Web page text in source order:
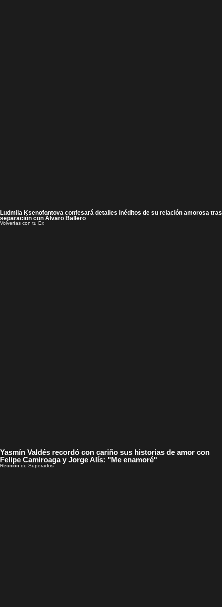
Ludmila Ksenofontova confesará detalles inéditos de su relación amorosa tras
separación con Álvaro Ballero
Volverías con tu Ex
Yasmín Valdés recordó con cariño sus historias de amor con
Felipe Camiroaga y Jorge Alís: "Me enamoré"
Reunión de Superados